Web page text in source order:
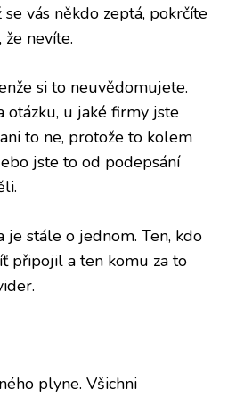
se vás někdo zeptá, pokrčíte
že nevíte.
si to neuvědomujete.
otázku, u jaké firmy jste
to ne, protože to kolem
jste to od podepsání
je stále o jednom. Ten, kdo
připojil a ten komu za to
plyne. Všichni